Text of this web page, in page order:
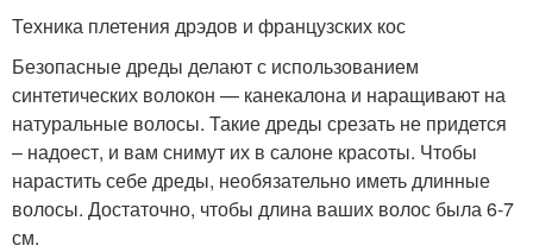
Техника плетения дрэдов и французских кос
Безопасные дреды делают с использованием
синтетических волокон — канекалона и наращивают на
натуральные волосы. Такие дреды срезать не придется
– надоест, и вам снимут их в салоне красоты. Чтобы
нарастить себе дреды, необязательно иметь длинные
волосы. Достаточно, чтобы длина ваших волос была 6-7
см.